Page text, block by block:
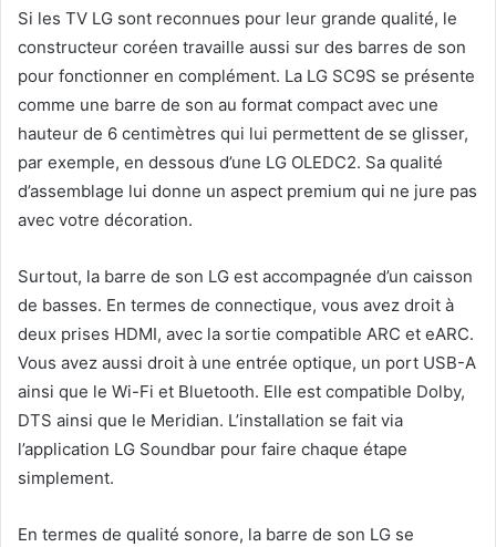
Si les TV LG sont reconnues pour leur grande qualité, le
constructeur coréen travaille aussi sur des barres de son
pour fonctionner en complément. La LG SC9S se présente
comme une barre de son au format compact avec une
hauteur de 6 centimètres qui lui permettent de se glisser,
par exemple, en dessous d’une LG OLEDC2. Sa qualité
d’assemblage lui donne un aspect premium qui ne jure pas
avec votre décoration.
Surtout, la barre de son LG est accompagnée d’un caisson
de basses. En termes de connectique, vous avez droit à
deux prises HDMI, avec la sortie compatible ARC et eARC.
Vous avez aussi droit à une entrée optique, un port USB-A
ainsi que le Wi-Fi et Bluetooth. Elle est compatible Dolby,
DTS ainsi que le Meridian. L’installation se fait via
l’application LG Soundbar pour faire chaque étape
simplement.
En termes de qualité sonore, la barre de son LG se